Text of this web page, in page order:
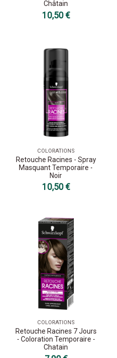
Châtain
10,50 €
COLORATIONS
Retouche Racines - Spray
Masquant Temporaire -
Noir
10,50 €
COLORATIONS
Retouche Racines 7 Jours
- Coloration Temporaire -
Chatain